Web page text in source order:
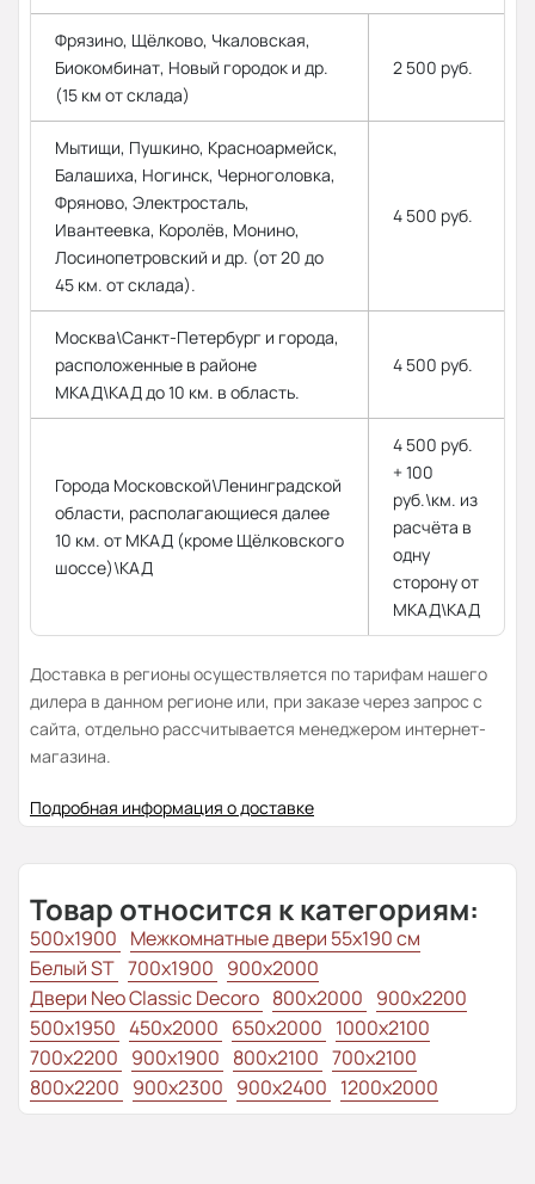
Фрязино, Щёлково, Чкаловская,
Биокомбинат, Новый городок и др.
(15 км от склада)
2 500 руб.
Мытищи, Пушкино, Красноармейск,
Балашиха, Ногинск, Черноголовка,
Фряново, Электросталь,
Ивантеевка, Королёв, Монино,
Лосинопетровский и др. (от 20 до
45 км. от склада).
4 500 руб.
Москва\Санкт-Петербург и города,
расположенные в районе
МКАД\КАД до 10 км. в область.
4 500 руб.
Города Московской\Ленинградской
области, располагающиеся далее
10 км. от МКАД (кроме Щёлковского
шоссе)\КАД
4 500 руб.
+ 100
руб.\км. из
расчёта в
одну
сторону от
МКАД\КАД
Доставка в регионы осуществляется по тарифам нашего
дилера в данном регионе или, при заказе через запрос с
сайта, отдельно рассчитывается менеджером интернет-
магазина.
Подробная информация о доставке
Товар относится к категориям:
500x1900 Межкомнатные двери 55х190 см
Белый ST 700x1900 900x2000
Двери Neo Classic Decoro 800x2000 900x2200
500x1950 450x2000 650x2000 1000x2100
700x2200 900x1900 800x2100 700x2100
800x2200 900x2300 900x2400 1200x2000